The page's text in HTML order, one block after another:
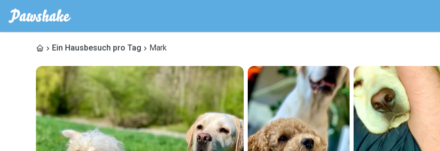
Ein Hausbesuch pro Tag Mark